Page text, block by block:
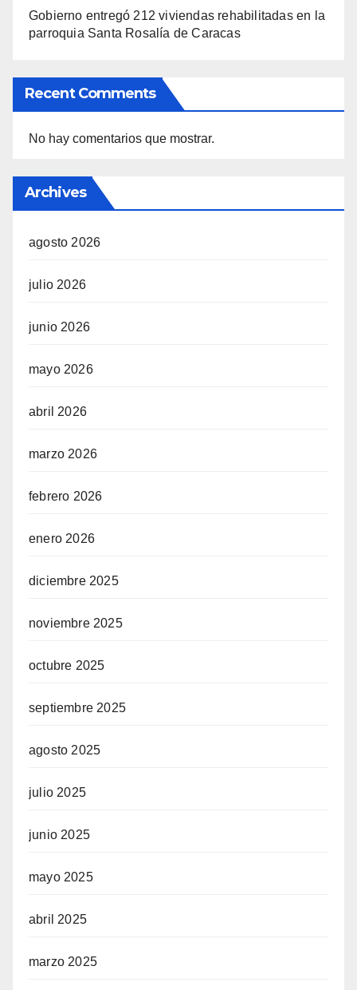
Gobierno entregó 212 viviendas rehabilitadas en la
parroquia Santa Rosalía de Caracas
Recent Comments
No hay comentarios que mostrar.
Archives
agosto 2026
julio 2026
junio 2026
mayo 2026
abril 2026
marzo 2026
febrero 2026
enero 2026
diciembre 2025
noviembre 2025
octubre 2025
septiembre 2025
agosto 2025
julio 2025
junio 2025
mayo 2025
abril 2025
marzo 2025